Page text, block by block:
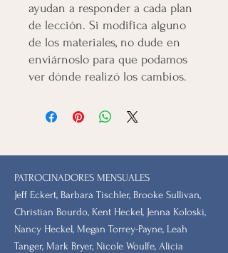
ayudan a responder a cada plan
de lección. Si modifica alguno
de los materiales, no dude en
enviárnoslo para que podamos
ver dónde realizó los cambios.
PATROCINADORES MENSUALES
Jeff Eckert, Barbara Tischler, Brooke Sullivan,
Christian Bourdo, Kent Heckel, Jenna Koloski,
Nancy Heckel, Megan Torrey-Payne, Leah
Tanger, Mark Bryer, Nicole Woulfe, Alicia